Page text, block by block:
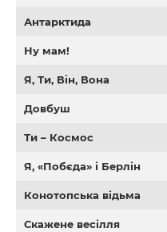
Антарктида
Ну мам!
Я, Ти, Він, Вона
Довбуш
Ти – Космос
Я, «Побєда» і Берлін
Конотопська відьма
Скажене весілля